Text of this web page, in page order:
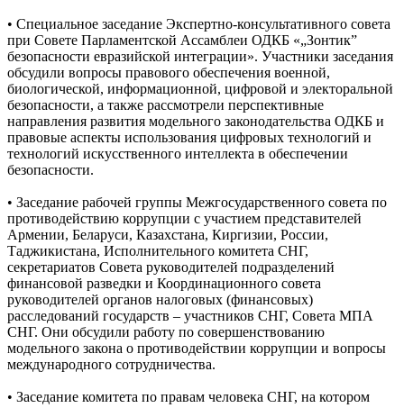
• Специальное заседание Экспертно-консультативного совета
при Совете Парламентской Ассамблеи ОДКБ «„Зонтик”
безопасности евразийской интеграции». Участники заседания
обсудили вопросы правового обеспечения военной,
биологической, информационной, цифровой и электоральной
безопасности, а также рассмотрели перспективные
направления развития модельного законодательства ОДКБ и
правовые аспекты использования цифровых технологий и
технологий искусственного интеллекта в обеспечении
безопасности.
• Заседание рабочей группы Межгосударственного совета по
противодействию коррупции с участием представителей
Армении, Беларуси, Казахстана, Киргизии, России,
Таджикистана, Исполнительного комитета СНГ,
секретариатов Совета руководителей подразделений
финансовой разведки и Координационного совета
руководителей органов налоговых (финансовых)
расследований государств – участников СНГ, Совета МПА
СНГ. Они обсудили работу по совершенствованию
модельного закона о противодействии коррупции и вопросы
международного сотрудничества.
• Заседание комитета по правам человека СНГ, на котором